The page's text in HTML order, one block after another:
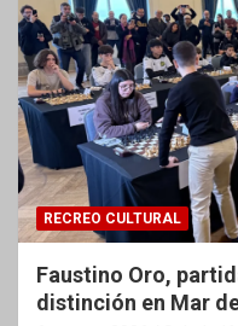
RECREO CULTURAL
Faustino Oro,
distinción en Mar